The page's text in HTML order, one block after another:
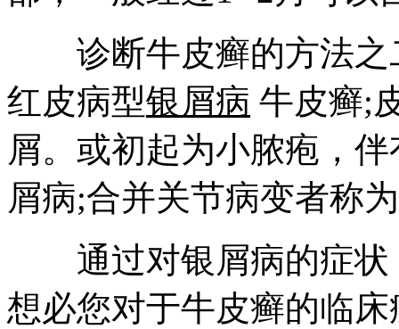
诊断牛皮癣的方法之
红皮病型银屑病 牛皮癣;
屑。或初起为小脓疱，
屑病;合并关节病变者称
通过对银屑病的症状
想必您对于牛皮癣的临